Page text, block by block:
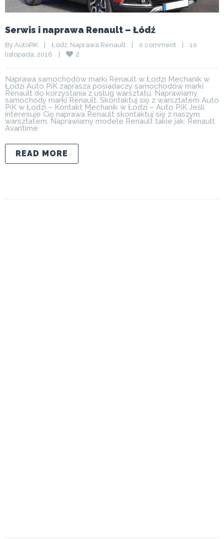
Serwis i naprawa Renault – Łódź
By AutoPiK | Łódź Naprawa Renault | 0 comment |
10
listopada, 2016 | 2
Naprawa samochodów marki Renault w Łodzi Mechanik w
Łodzi Auto PiK zaprasza posiadaczy samochodów marki
Renault do korzystania z usług warsztatu. Naprawiamy
samochody marki Renault. Skontaktuj się z warsztatem Auto
PiK w Łodzi – Kontakt Mechanik w Łodzi – Auto PiK Jeśli
interesuje Cię naprawa Renault skontaktuj się z naszym
warsztatem. Naprawiamy modele Renault takie jak: Renault
Avantime
READ MORE